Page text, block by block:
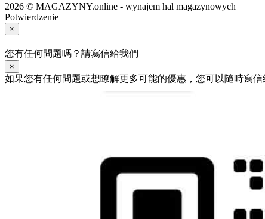
2026 © MAGAZYNY.online - wynajem hal magazynowych
Potwierdzenie
×
您有任何問題嗎？請寫信給我們
×
如果您有任何問題或想瞭解更多可能的優惠，您可以隨時寫信